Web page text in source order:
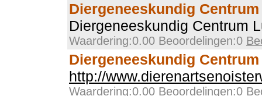
Diergeneeskundig Centrum
Diergeneeskundig Centrum
Waardering:0.00 Beoordelingen:0
Diergeneeskundig Centrum
http://
Waardering:0.00 Beoordelingen:0